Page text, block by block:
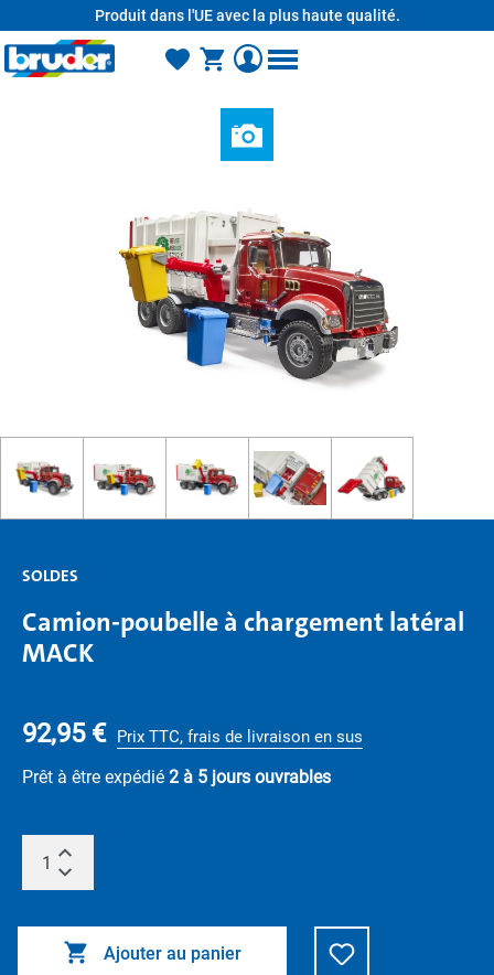
Produit dans l'UE avec la plus haute qualité.
SOLDES
Camion-poubelle à chargement latéral
MACK
92,95 € Prix TTC, frais de livraison en sus
Prêt à être expédié 2 à 5 jours ouvrables
Ajouter au panier